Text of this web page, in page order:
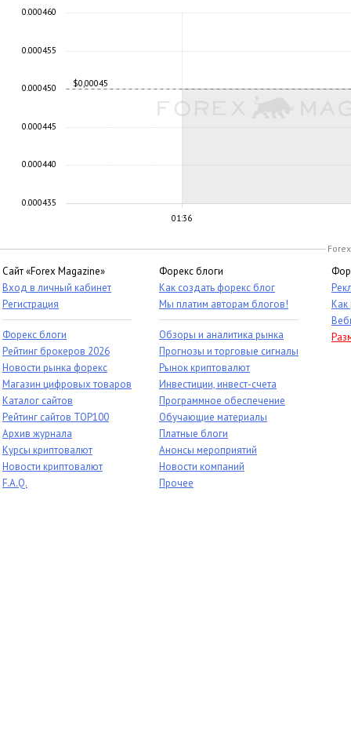
01:36
$0,00045
0.000435
0.000440
0.000445
0.000450
0.000455
0.000460
Сайт «Forex Magazine»
Вход в личный кабинет
Регистрация
Форекс блоги
Рейтинг брокеров 2026
Новости рынка форекс
Магазин цифровых товаров
Каталог сайтов
Рейтинг сайтов TOP100
Архив журнала
Курсы криптовалют
Новости криптовалют
F.A.Q.
Форекс блоги
Как создать форекс блог
Мы платим авторам блогов!
Обзоры и аналитика рынка
Прогнозы и торговые сигналы
Рынок криптовалют
Инвестиции, инвест-счета
Программное обеспечение
Обучающие материалы
Платные блоги
Анонсы мероприятий
Новости компаний
Прочее
Как